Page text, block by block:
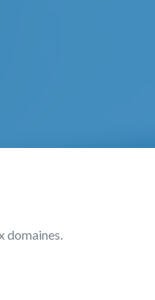
domaines.